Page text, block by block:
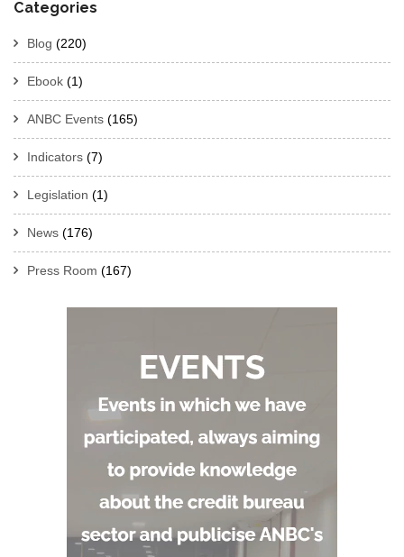
Categories
Blog (220)
Ebook (1)
ANBC Events (165)
Indicators (7)
Legislation (1)
News (176)
Press Room (167)